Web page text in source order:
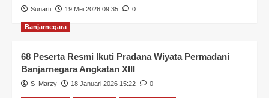
Sunarti 19 Mei 2026 09:35 0
Banjarnegara
68 Peserta Resmi Ikuti Pradana Wiyata Permadani
Banjarnegara Angkatan XIII
S_Marzy 18 Januari 2026 15:22 0